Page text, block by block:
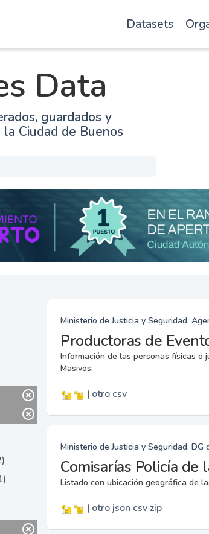
Datasets
Data
guardados y
Ciudad de Buenos
Ministerio de Justicia y Seguridad.
Productoras de
Información de las personas físicas o
Masivos.
| otro csv
Ministerio de Justicia y Seguridad.
Comisarías Policía de
Listado con ubicación geográfica de
| otrojson csvzip